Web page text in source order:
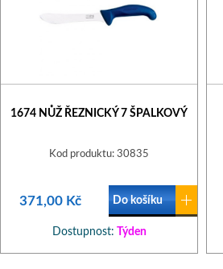
1674 NŮŽ ŘEZNICKÝ 7 ŠPALKOVÝ
Kod produktu: 30835
371,00 Kč Do košíku
Dostupnost: Týden